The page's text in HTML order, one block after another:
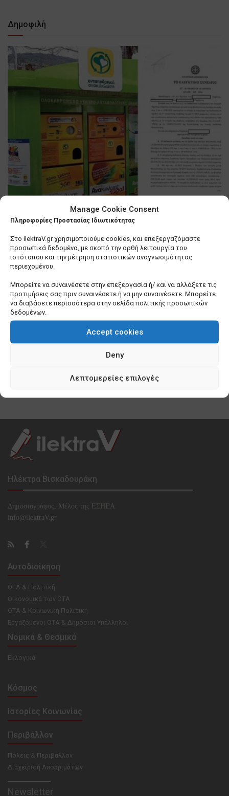
Manage Cookie Consent
Πληροφορίες Προστασίας Ιδιωτικότητας
Στο ilektraV.gr χρησιμοποιούμε cookies, και επεξεργαζόμαστε
προσωπικά δεδομένα, με σκοπό την ορθή λειτουργία του
ιστότοπου και την μέτρηση στατιστικών αναγνωσιμότητας
περιεχομένου.
Μπορείτε να συναινέσετε στην επεξεργασία ή/ και να αλλάξετε τις
προτιμήσεις σας πριν συναινέσετε ή να μην συναινέσετε. Μπορείτε
να διαβάσετε περισσότερα στην σελίδα πολιτικής προσωπικών
δεδομένων.
Accept cookies
Deny
Λεπτομερείες επιλογές
Δημοφιλή
Θεσσαλονίκη: Βιασύνη του
δημάρχου, Κ. Ζέρβα να τακτοποιήσει
… τα «σπιτάκια ανακύκλωσης»
0 SHARES
Λίγα πράγματα που δεν γνωρίζετε για εμένα
0 SHARES
Σε τέλμα οι Υπηρεσίες Δόμησης των Δήμων –
Κυνισμός Μπακογιάννη ακόμη και για τα
0 SHARES
Ηλέκτρα Βισκαδουράκη
Δημοσιογράφος, Μέλος της ΕΣHΕΑ
info@ilektraV.gr
Αυτοδιοίκηση
ΟΤΑ & Πολιτική
Οικονομικά των ΟΤΑ
ΟΤΑ & Κοινωνική Πολιτική
Εργαζόμενοι ΟΤΑ & Δημόσιοι Υπάλληλοι
Νομικά & Θεσμικά
Εκλογικά
Κόσμος
Ιστορίες Κοινωνίας
Περιβάλλον
Πόλεις & Περιβάλλον
Διαχείριση Απορριμάτων
Newsletter